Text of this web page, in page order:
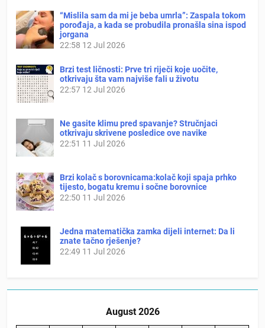
“Mislila sam da mi je beba umrla”: Zaspala tokom
porođaja, a kada se probudila pronašla sina ispod
jorgana
22:58 12 Jul 2026
Brzi test ličnosti: Prve tri riječi koje uočite,
otkrivaju šta vam najviše fali u životu
22:57 12 Jul 2026
Ne gasite klimu pred spavanje? Stručnjaci
otkrivaju skrivene posledice ove navike
22:51 11 Jul 2026
Brzi kolač s borovnicama:kolač koji spaja prhko
tijesto, bogatu kremu i sočne borovnice
22:50 11 Jul 2026
Jedna matematička zamka dijeli internet: Da li
znate tačno rješenje?
22:49 11 Jul 2026
August 2026